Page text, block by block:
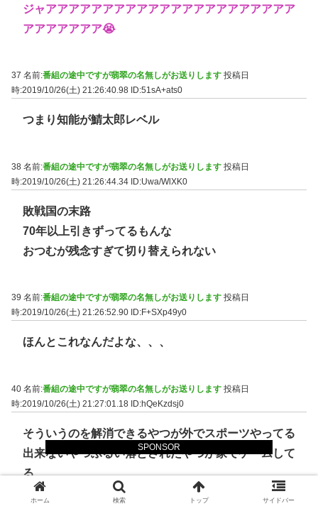
SPONSOR
ジャアアアアアアアアアアアアアアアアアアアアアア
アアアアアアア😭
37 名前:番組の途中ですが翡翠の名無しがお送りします 投稿日
時:2019/10/26(土) 21:26:40.98 ID:51sA+ats0
つまり知能が鯖太郎レベル
38 名前:番組の途中ですが翡翠の名無しがお送りします 投稿日
時:2019/10/26(土) 21:26:44.34 ID:Uwa/WlXK0
敗戦国の末路
70年以上引きずってるもんな
おつむが残念すぎて切り替えられない
39 名前:番組の途中ですが翡翠の名無しがお送りします 投稿日
時:2019/10/26(土) 21:26:52.90 ID:F+SXp49y0
ほんとこれなんだよな、、、
40 名前:番組の途中ですが翡翠の名無しがお送りします 投稿日
時:2019/10/26(土) 21:27:01.18 ID:hQeKzdsj0
そういうのを解消できるやつが外でスポーツやってる
出来ないやつふるい落とされたやつが家でゲームして
る
ホーム 検索 トップ サイドバー